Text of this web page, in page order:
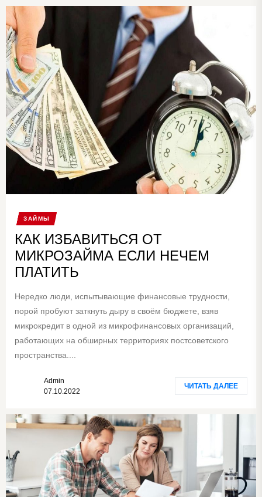
ЗАЙМЫ
КАК ИЗБАВИТЬСЯ ОТ
МИКРОЗАЙМА ЕСЛИ НЕЧЕМ
ПЛАТИТЬ
Нередко люди, испытывающие финансовые трудности,
порой пробуют заткнуть дыру в своём бюджете, взяв
микрокредит в одной из микрофинансовых организаций,
работающих на обширных территориях постсоветского
пространства....
Admin
07.10.2022
ЧИТАТЬ ДАЛЕЕ